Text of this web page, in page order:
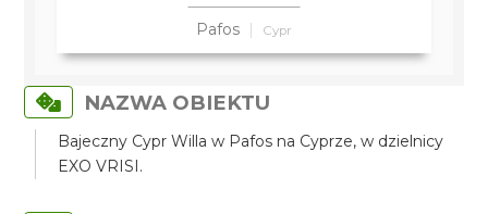
Pafos Cypr
NAZWA OBIEKTU
Bajeczny Cypr Willa w Pafos na Cyprze, w dzielnicy
EXO VRISI.